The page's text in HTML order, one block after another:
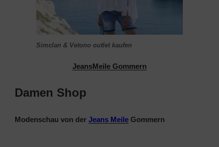
Simclan & Vetono outlet kaufen
JeansMeile Gommern
Damen Shop
Modenschau von der Jeans Meile Gommern